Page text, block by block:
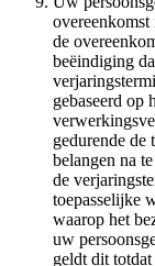
de
beëindiging
gebaseerd op
gedurende de
belangen na
de
toepasselijke
waarop het
uw
geldt dit